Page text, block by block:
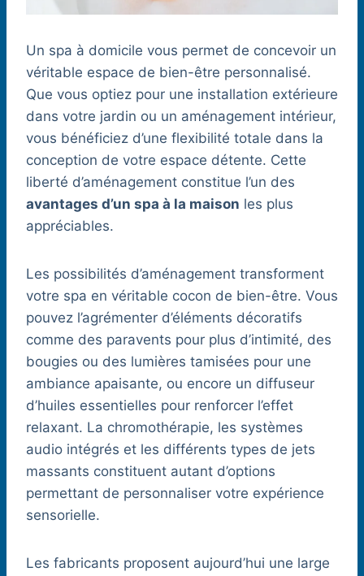
Un spa à domicile vous permet de concevoir un
véritable espace de bien-être personnalisé.
Que vous optiez pour une installation extérieure
dans votre jardin ou un aménagement intérieur,
vous bénéficiez d’une flexibilité totale dans la
conception de votre espace détente. Cette
liberté d’aménagement constitue l’un des
avantages d’un spa à la maison les plus
appréciables.
Les possibilités d’aménagement transforment
votre spa en véritable cocon de bien-être. Vous
pouvez l’agrémenter d’éléments décoratifs
comme des paravents pour plus d’intimité, des
bougies ou des lumières tamisées pour une
ambiance apaisante, ou encore un diffuseur
d’huiles essentielles pour renforcer l’effet
relaxant. La chromothérapie, les systèmes
audio intégrés et les différents types de jets
massants constituent autant d’options
permettant de personnaliser votre expérience
sensorielle.
Les fabricants proposent aujourd’hui une large